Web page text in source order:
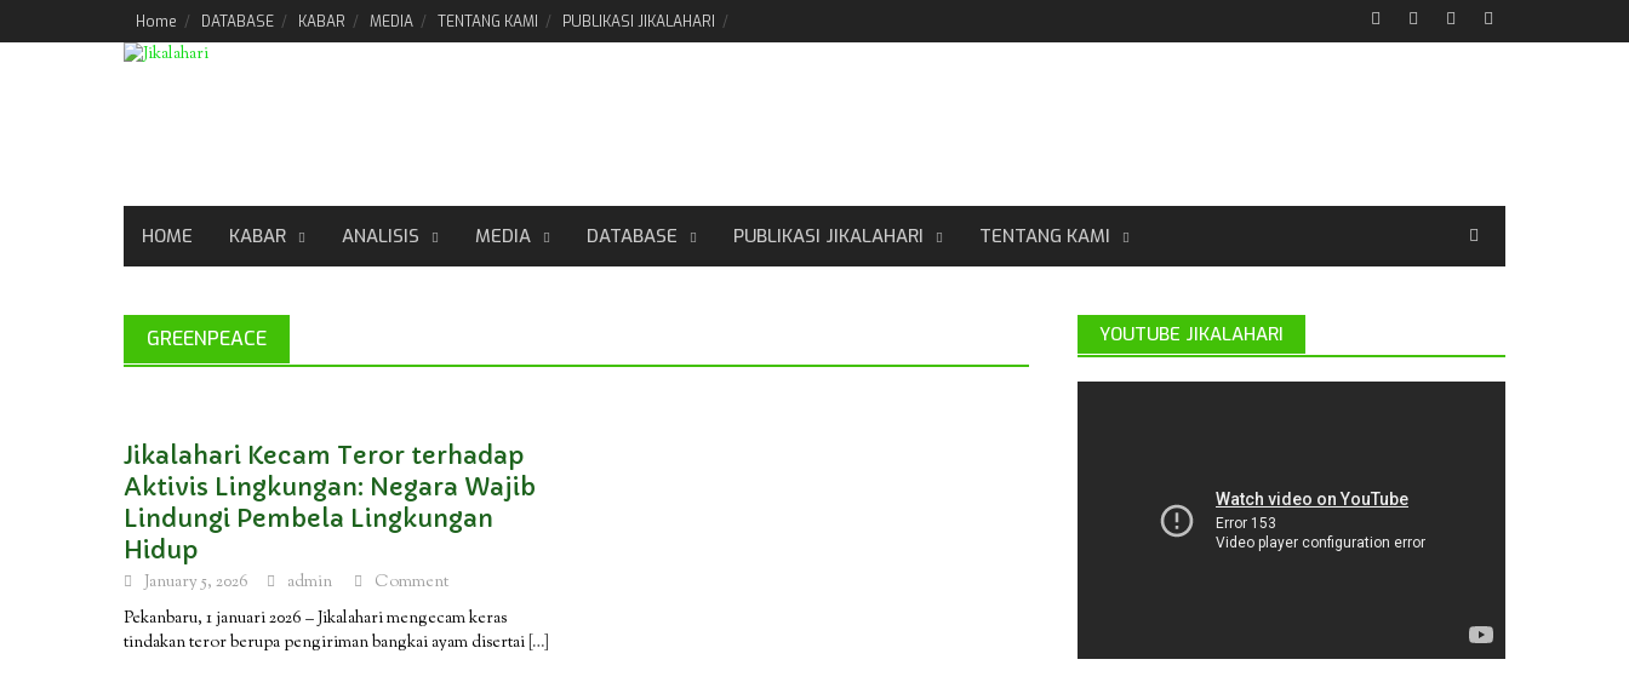
Home DATABASE KABAR MEDIA TENTANG KAMI PUBLIKASI JIKALAHARI
HOME KABAR ANALISIS MEDIA DATABASE PUBLIKASI JIKALAHARI TENTANG KAMI
GREENPEACE
Jikalahari Kecam Teror terhadap
Aktivis Lingkungan: Negara Wajib
Lindungi Pembela Lingkungan
Hidup
January 5, 2026 admin
Comment
Pekanbaru, 1 januari 2026 – Jikalahari mengecam keras
tindakan teror berupa pengiriman bangkai ayam disertai […]
YOUTUBE JIKALAHARI